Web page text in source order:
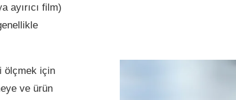
ayırıcı film)
ölçmek için
ve ürün